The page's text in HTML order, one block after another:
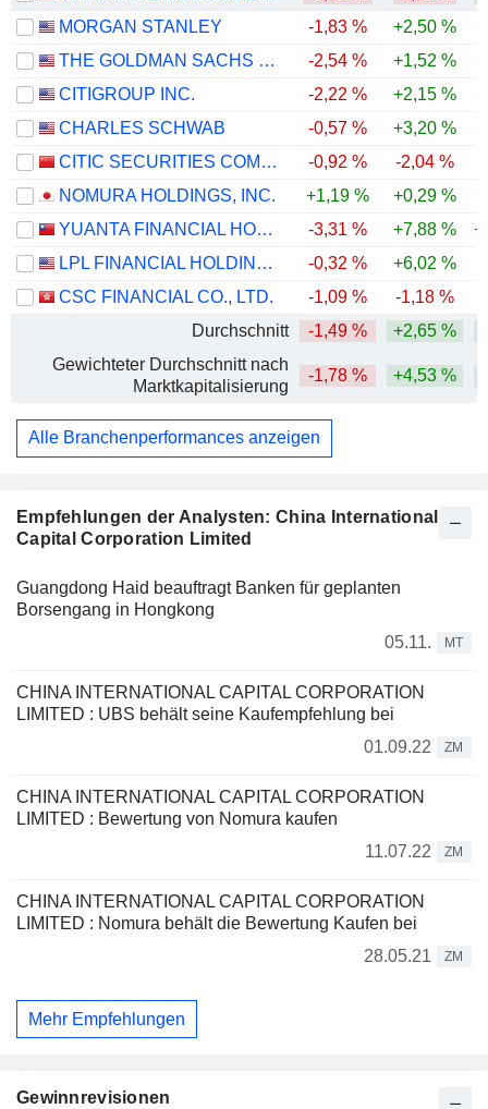
Empfehlungen der Analysten: China International
Capital Corporation Limited
Guangdong Haid beauftragt Banken für geplanten
Borsengang in Hongkong
05.11.
MT
CHINA INTERNATIONAL CAPITAL CORPORATION
LIMITED : UBS behält seine Kaufempfehlung bei
01.09.22
ZM
CHINA INTERNATIONAL CAPITAL CORPORATION
LIMITED : Bewertung von Nomura kaufen
11.07.22
ZM
CHINA INTERNATIONAL CAPITAL CORPORATION
LIMITED : Nomura behält die Bewertung Kaufen bei
28.05.21
ZM
Mehr Empfehlungen
MORGAN STANLEY
-1,83 % +2,50 %
THE GOLDMAN SACHS GROUP, INC.
-2,54 % +1,52 %
CITIGROUP INC.
-2,22 % +2,15 %
CHARLES SCHWAB
-0,57 % +3,20 %
CITIC SECURITIES COMPANY LIMITED
-0,92 % -2,04 %
NOMURA HOLDINGS, INC.
+1,19 % +0,29 %
YUANTA FINANCIAL HOLDING CO., LTD.
-3,31 % +7,88 %
LPL FINANCIAL HOLDINGS INC.
-0,32 % +6,02 %
CSC FINANCIAL CO., LTD.
-1,09 % -1,18 %
Durchschnitt
-1,49 % +2,65 %
Gewichteter Durchschnitt nach
Marktkapitalisierung
-1,78 % +4,53 %
Alle Branchenperformances anzeigen
Gewinnrevisionen